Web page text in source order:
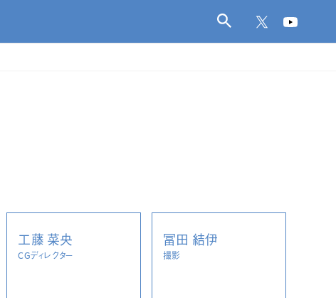
工藤 菜央
CGディレクター
冨田 結伊
撮影